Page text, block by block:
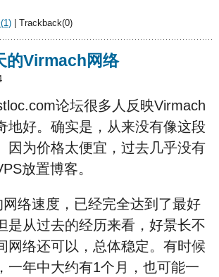
| Trackback(0)
的Virmach网络
论坛很多人反映Virmach
地好。确实是，从来没有像这段
因为价格太便宜，过去几乎没有
放置博客。
络速度，已经完全达到了最好
是从过去的经历来看，好景长不
网络还可以，总体稳定。有时候
一年中大约有1个月，也可能一